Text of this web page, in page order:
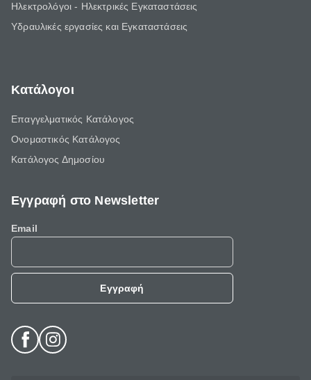
Ηλεκτρολόγοι - Ηλεκτρικές Εγκαταστάσεις
Υδραυλικές εργασίες και Εγκαταστάσεις
Κατάλογοι
Επαγγελματικός Κατάλογος
Ονομαστικός Κατάλογος
Κατάλογος Δημοσίου
Εγγραφή στο Newsletter
Email
Εγγραφή